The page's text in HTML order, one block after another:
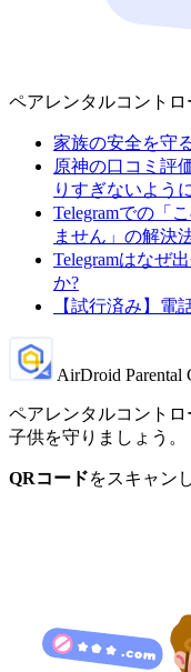
ペアレンタルコントロ
家族の安全を守
原神の口コミ評
りすぎないよう
Telegramでの「
ません」の解決
Telegramはなぜ
か?
【試行済み】電
AirDroid Parental
ペアレンタルコント
子供を守りましょう。
QRコードをスキャン